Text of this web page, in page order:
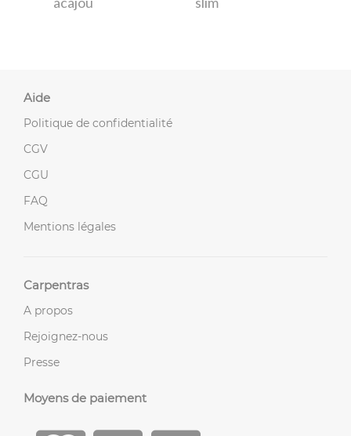
Aide
Politique de confidentialité
CGV
CGU
FAQ
Mentions légales
Carpentras
A propos
Rejoignez-nous
Presse
Moyens de paiement